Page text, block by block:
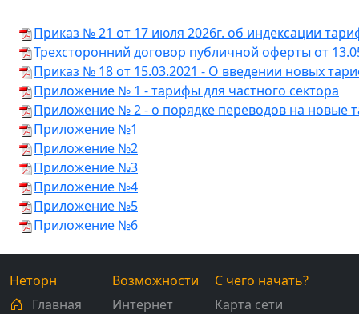
Приказ № 21 от 17 июля 2026г. об индексации
Трехсторонний договор публичной оферты от
Приказ № 18 от 15.03.2021 - О введении новых
Приложение № 1 - тарифы для частного сектора
Приложение № 2 - о порядке переводов на новые
Приложение №1
Приложение №2
Приложение №3
Приложение №4
Приложение №5
Приложение №6
Неторн
Главная
Возможности
Интернет
С чего начать?
Карта сети